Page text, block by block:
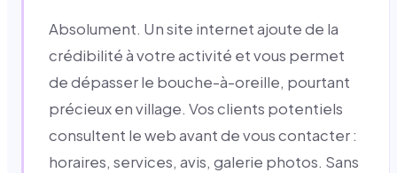
Absolument. Un site internet ajoute de la
crédibilité à votre activité et vous permet
de dépasser le bouche-à-oreille, pourtant
précieux en village. Vos clients potentiels
consultent le web avant de vous contacter :
horaires, services, avis, galerie photos. Sans